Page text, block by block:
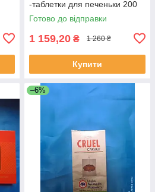
-таблетки для печеньки 200
шт.
Готово до відправки
1 159,20 ₴ 1 260 ₴
Купити
–6%